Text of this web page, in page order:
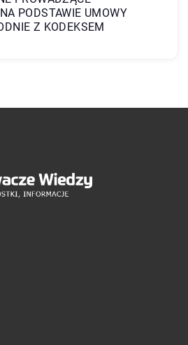
PODSTAWIE UMOWY
Z KODEKSEM